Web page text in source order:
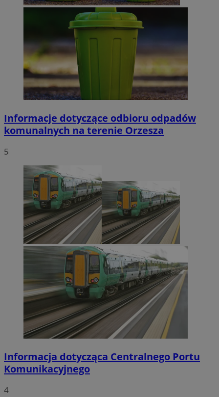
Informacje dotyczące odbioru odpadów
komunalnych na terenie Orzesza
5
Informacja dotycząca Centralnego Portu
Komunikacyjnego
4